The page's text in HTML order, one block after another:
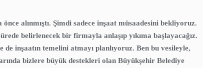
önce alınmıştı. Şimdi sadece inşaat müsaadesini bekliyoruz.
belirlenecek bir firmayla anlaşıp yıkıma başlayacağız.
de inşaatın temelini atmayı planlıyoruz. Ben bu vesileyle,
bizlere büyük destekleri olan Büyükşehir Belediye